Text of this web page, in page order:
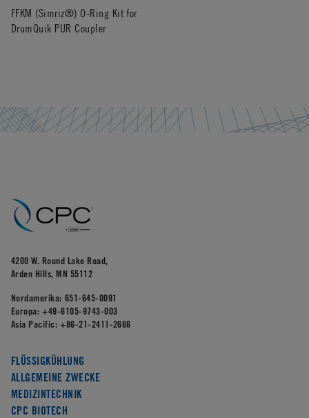
FFKM (Simriz®) O-Ring Kit for
DrumQuik PUR Coupler
4200 W. Round Lake Road,
Arden Hills, MN 55112
Nordamerika: 651-645-0091
Europa: +49-6105-9743-003
Asia Pacific: +86-21-2411-2666
FLÜSSIGKÜHLUNG
ALLGEMEINE ZWECKE
MEDIZINTECHNIK
CPC BIOTECH